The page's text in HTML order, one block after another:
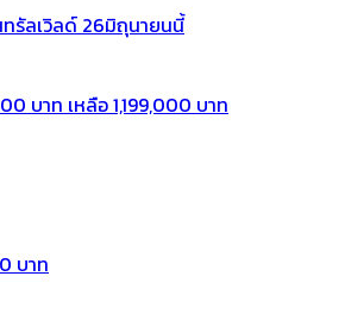
รัลเวิลด์ 26มิถุนายนนี้
บาท เหลือ 1,199,000 บาท
บาท